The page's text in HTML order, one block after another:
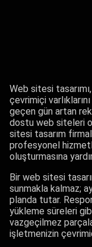
Web sitesi
çevrimiçi
geçen gün artan
dostu web siteleri
sitesi tasarım
profesyonel
oluşturmasına
Bir web sitesi
sunmakla kalmaz;
planda tutar.
yükleme süreleri
vazgeçilmez
işletmenizin